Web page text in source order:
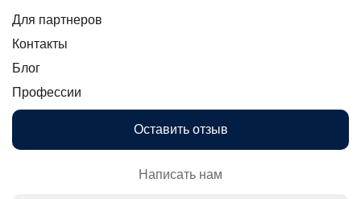
Для партнеров
Контакты
Блог
Профессии
Оставить отзыв
Написать нам